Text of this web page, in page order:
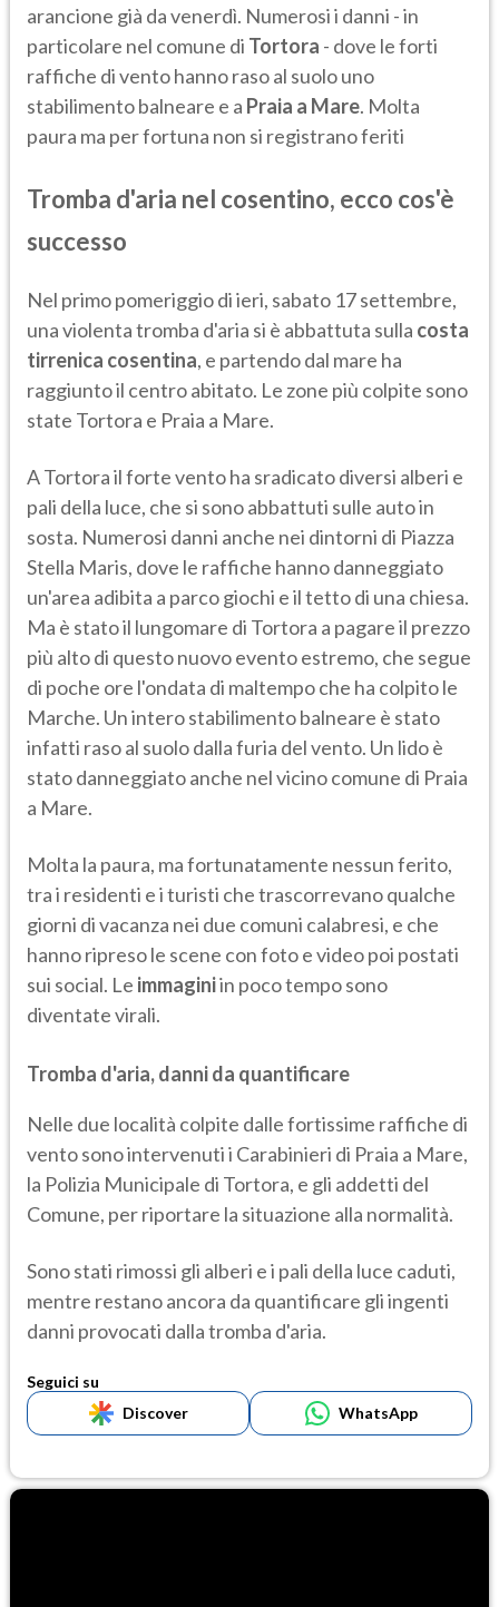
arancione già da venerdì. Numerosi i danni - in
particolare nel comune di Tortora - dove le forti
raffiche di vento hanno raso al suolo uno
stabilimento balneare e a Praia a Mare. Molta
paura ma per fortuna non si registrano feriti
Tromba d'aria nel cosentino, ecco cos'è
successo
Nel primo pomeriggio di ieri, sabato 17 settembre,
una violenta tromba d'aria si è abbattuta sulla costa
tirrenica cosentina, e partendo dal mare ha
raggiunto il centro abitato. Le zone più colpite sono
state Tortora e Praia a Mare.
A Tortora il forte vento ha sradicato diversi alberi e
pali della luce, che si sono abbattuti sulle auto in
sosta. Numerosi danni anche nei dintorni di Piazza
Stella Maris, dove le raffiche hanno danneggiato
un'area adibita a parco giochi e il tetto di una chiesa.
Ma è stato il lungomare di Tortora a pagare il prezzo
più alto di questo nuovo evento estremo, che segue
di poche ore l'ondata di maltempo che ha colpito le
Marche. Un intero stabilimento balneare è stato
infatti raso al suolo dalla furia del vento. Un lido è
stato danneggiato anche nel vicino comune di Praia
a Mare.
Molta la paura, ma fortunatamente nessun ferito,
tra i residenti e i turisti che trascorrevano qualche
giorni di vacanza nei due comuni calabresi, e che
hanno ripreso le scene con foto e video poi postati
sui social. Le immaginiin poco tempo sono
diventate virali.
Tromba d'aria, danni da quantificare
Nelle due località colpite dalle fortissime raffiche di
vento sono intervenuti i Carabinieri di Praia a Mare,
la Polizia Municipale di Tortora, e gli addetti del
Comune, per riportare la situazione alla normalità.
Sono stati rimossi gli alberi e i pali della luce caduti,
mentre restano ancora da quantificare gli ingenti
danni provocati dalla tromba d'aria.
Seguici su
Discover
WhatsApp